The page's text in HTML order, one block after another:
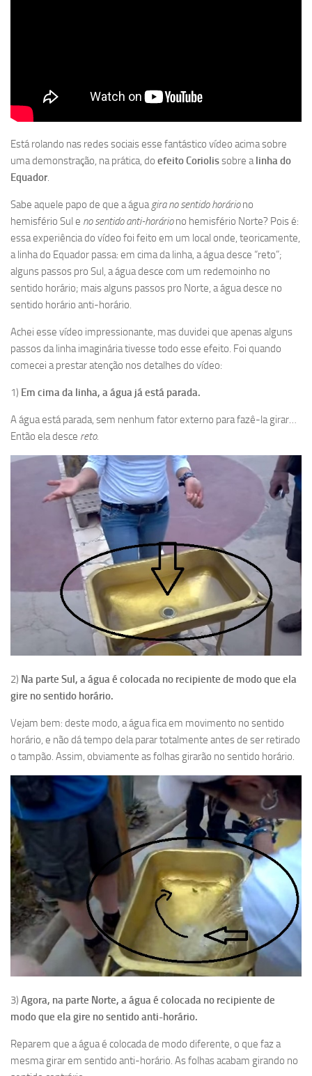
Está rolando nas redes sociais esse fantástico vídeo acima sobre
uma demonstração, na prática, do efeito Coriolissobre alinha do
Equador.
Sabe aquele papo de que a águagira no sentido horáriono
hemisfério Sul e no sentido anti-horáriono hemisfério Norte? Pois é:
essa experiência do vídeo foi feito em um local onde, teoricamente,
a linha do Equador passa: em cima da linha, a água desce “reto”;
alguns passos pro Sul, a água desce com um redemoinho no
sentido horário; mais alguns passos pro Norte, a água desce no
sentido horário anti-horário.
Achei esse vídeo impressionante, mas duvidei que apenas alguns
passos da linha imaginária tivesse todo esse efeito. Foi quando
comecei a prestar atenção nos detalhes do vídeo:
1) Em cima da linha, a água já está parada.
A água está parada, sem nenhum fator externo para fazê-la girar…
Então ela desce reto.
2) Na parte Sul, a água é colocada no recipiente de modo que ela
gire no sentido horário.
Vejam bem: deste modo, a água fica em movimento no sentido
horário, e não dá tempo dela parar totalmente antes de ser retirado
o tampão. Assim, obviamente as folhas girarão no sentido horário.
3) Agora, na parte Norte, a água é colocada no recipiente de
modo que ela gire no sentido anti-horário.
Reparem que a água é colocada de modo diferente, o que faz a
mesma girar em sentido anti-horário. As folhas acabam girando no